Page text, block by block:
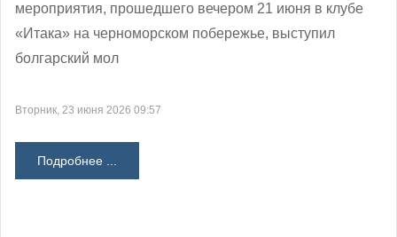
мероприятия, прошедшего вечером 21 июня в клубе
«Итака» на черноморском побережье, выступил
болгарский мол
Вторник, 23 июня 2026 09:57
Подробнее ...